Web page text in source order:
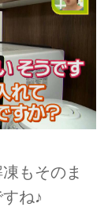
もそのま
ね♪